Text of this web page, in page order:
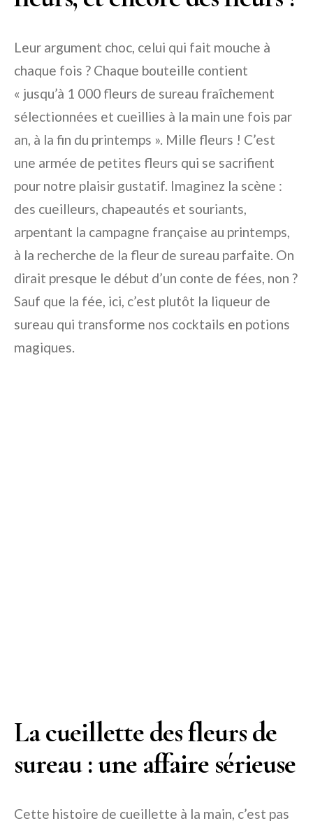
Leur argument choc, celui qui fait mouche à
chaque fois ? Chaque bouteille contient
« jusqu’à 1 000 fleurs de sureau fraîchement
sélectionnées et cueillies à la main une fois par
an, à la fin du printemps ». Mille fleurs ! C’est
une armée de petites fleurs qui se sacrifient
pour notre plaisir gustatif. Imaginez la scène :
des cueilleurs, chapeautés et souriants,
arpentant la campagne française au printemps,
à la recherche de la fleur de sureau parfaite. On
dirait presque le début d’un conte de fées, non ?
Sauf que la fée, ici, c’est plutôt la liqueur de
sureau qui transforme nos cocktails en potions
magiques.
La cueillette des fleurs de
sureau : une affaire sérieuse
Cette histoire de cueillette à la main, c’est pas